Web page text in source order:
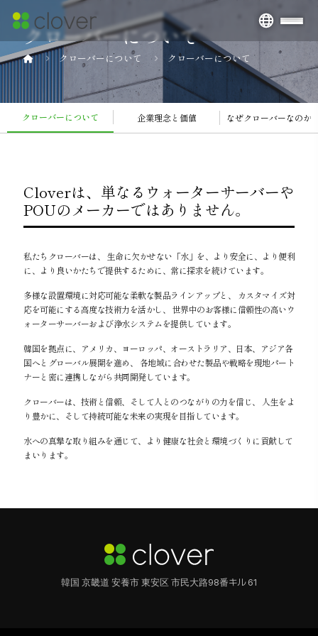
クローバーについて
クローバーについて クローバーについて
クローバーについて 企業理念と価値 なぜクローバーなのか
Cloverは、単なるウォーターサーバーや
POUのメーカーではありません。
私たちクローバーは、 生命に欠かせない「水」を、より安全に、より便利
に、より良いかたちで提供するために、常に探求を続けています。
多様な設置環境に対応可能な柔軟な製品ラインアップと、 カスタマイズ対
応を可能にする高度な技術力を活かし、 世界中のお客様に信頼性の高いウ
ォーターサーバーおよび浄水システムを提供しています。
韓国を拠点に、アメリカ、ヨーロッパ、オーストラリア、日本、アジア各
国へとグローバル展開を進め、 各地域に合わせた製品や戦略を現地パート
ナーと密に連携しながら共同開発しています。
クローバーは、技術と信頼、そして人とのつながりの力を信じ、 人生をよ
り豊かに、そして持続可能な未来の実現を目指しています。
水への真摯な取り組みを通じて、より健康な社会と環境づくりに貢献して
まいります。
韓国 京畿道 安養市 東安区 市民大路98番キル 61